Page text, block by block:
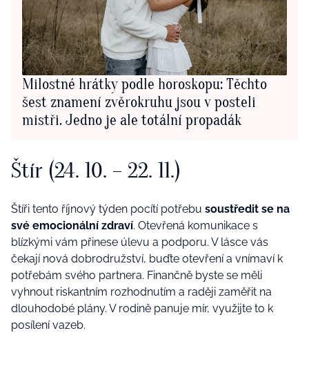
Milostné hrátky podle horoskopu: Těchto
šest znamení zvěrokruhu jsou v posteli
mistři. Jedno je ale totální propadák
Štír (24. 10. – 22. 11.)
Štíři tento říjnový týden pocítí potřebu soustředit se na
své emocionální zdraví. Otevřená komunikace s
blízkými vám přinese úlevu a podporu. V lásce vás
čekají nová dobrodružství, buďte otevření a vnímaví k
potřebám svého partnera. Finančně byste se měli
vyhnout riskantním rozhodnutím a raději zaměřit na
dlouhodobé plány. V rodině panuje mír, využijte to k
posílení vazeb.